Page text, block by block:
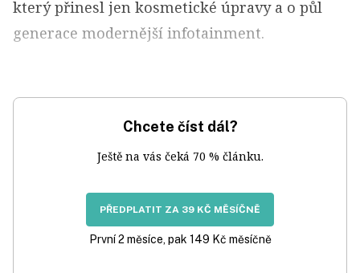
který přinesl jen kosmetické úpravy a o půl
generace modernější infotainment.
Chcete číst dál?
Ještě na vás čeká 70 % článku.
PŘEDPLATIT ZA 39 KČ MĚSÍČNĚ
První 2 měsíce, pak 149 Kč měsíčně